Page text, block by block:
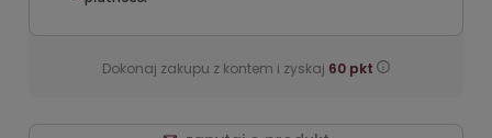
Dokonaj zakupu z kontem i zyskaj 60 pkt